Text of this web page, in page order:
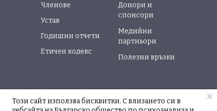
Членове
Устав
Годишни отчети
Етичен кодекс
Донори и
спонсори
Медийни
партньори
Полезни връзки
Този сайт използва бисквитки. С влизането си в